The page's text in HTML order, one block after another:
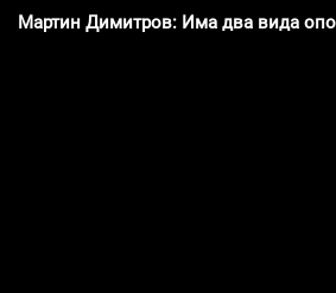
Мартин Димитров: Има два вида